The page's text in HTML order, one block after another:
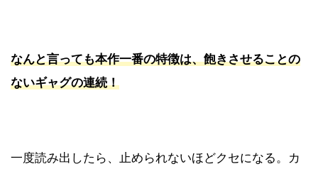
なんと言っても本作一番の特徴は、飽きさせることの
ないギャグの連続！
一度読み出したら、止められないほどクセになる。カ